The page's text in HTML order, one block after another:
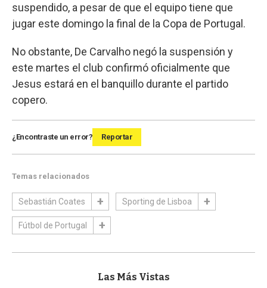
suspendido, a pesar de que el equipo tiene que
jugar este domingo la final de la Copa de Portugal.
No obstante, De Carvalho negó la suspensión y
este martes el club confirmó oficialmente que
Jesus estará en el banquillo durante el partido
copero.
¿Encontraste un error? Reportar
Temas relacionados
Sebastián Coates Sporting de Lisboa
Fútbol de Portugal
Las Más Vistas